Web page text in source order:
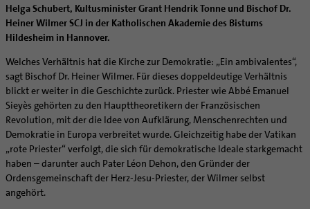
Katholisch heiraten
Hirtenwort: Ehe & Familie
Ideen für die Hochzeitsfeier
Trausprüche aus der Bibel
Hochzeits-Symbole
Lebensende
Patientenverfügung
Hospiz-Seelsorge
Spiritualität
Kontemplation
Auszeit
Geistliche Begleitung
Lebens- und Glaubensorte
Spirituelle Teambegleitung
Unterstützungsangebote für Seelsorgende
Frauen
Männer
Queersensible Seelsorge
City- und Passanten
Arbeitnehmer
Altenheim | Senioren
Menschen mit Behinderung
Begleitung und Vernetzung
Team
Newsletter
Weitere Infos
Berufe in der Kirche
Raum für Vielfalt
Diakone
Gemeindereferent:in
Pastorale:r Mitarbeiter:in
Pastoralreferent:in
Orden | Gemeinschaften
Frauenorden
Männerorden
Geistliche Gemeinschaften
Ritterorden
Bischöfliche Stiftung Gemeinsam für das Leben
Schulpastoral
Hochschulpastoral
Service
Stellenanzeigen
Bistumsarchiv
Projekte
Buchreihen
Gemeindeservice
Digitaler Lesesaal
Verein für Geschichte und Kunst im Bistum Hildesheim
Dombibliothek Hildesheim
Bundeskonferenz der kirchlichen Archive in Deutschland
Katholische Akademie des Bistums Hildesheim
Familienbildungsstätten
Katholische Erwachsenenbildung
Forschungsinstitut für Philosophie Hannover
Weltkirche
Bolivienpartnerschaft
Internationale Freiwilligendienste
Aus dem Bistum in die Welt
Infobrief Weltkirche
missio-Regionalstelle
Bolivienpartnerschaft
Café Bolivia
Beratung Direktpartnerschaften
Finanzielle Förderung der Bolivienpartnerschaft
Ökologische Fonds
Politische Lobbyarbeit
Partnerschaftsvereinbarung
Bolivienpartnerschaft Bistum Trier
Aktuelles
Rückkehrenden-Engagement (ehemalige Freiwillige)
Outgoing
Incoming
Taizé-Fahrt Herbst 2026
Katholische Büros
Schöpfungsgerecht 2035
Wir machen Kirche - schöpfungsgerecht
Biologische Vielfalt
Engagiert in der Gesellschaft
Energetisches Sanieren
Fördermittel finden
Angebote
Abenteuer Glaube
Unterstützung für Pfarreien und Einrichtungen
Prävention
Fortbildungen
Stellenangebote
Liturgie und Kirchenmusik
Lokale Kirchenentwicklung
#diegruenegemeinde
Internationale Freiwilligendienste
Netzwerk ChancenGleich
Materialien
Aktuelles
Altersvorsorge und Ruhestand
Arbeitshilfen
Bistumsatlas
Beruf und Familie
KODA
Direktorium
Mitarbeitervertretung
Institutionelles Schutzkonzept
Helga Schubert, Kultusminister Grant Hendrik Tonne und Bischof Dr.
Heiner Wilmer SCJ in der Katholischen Akademie des Bistums
Hildesheim in Hannover.
Welches Verhältnis hat die Kirche zur Demokratie: „Ein ambivalentes“,
sagt Bischof Dr. Heiner Wilmer. Für dieses doppeldeutige Verhältnis
blickt er weiter in die Geschichte zurück. Priester wie Abbé Emanuel
Sieyès gehörten zu den Haupttheoretikern der Französischen
Revolution, mit der die Idee von Aufklärung, Menschenrechten und
Demokratie in Europa verbreitet wurde. Gleichzeitig habe der Vatikan
„rote Priester“ verfolgt, die sich für demokratische Ideale starkgemacht
haben – darunter auch Pater Léon Dehon, den Gründer der
Ordensgemeinschaft der Herz-Jesu-Priester, der Wilmer selbst
angehört.